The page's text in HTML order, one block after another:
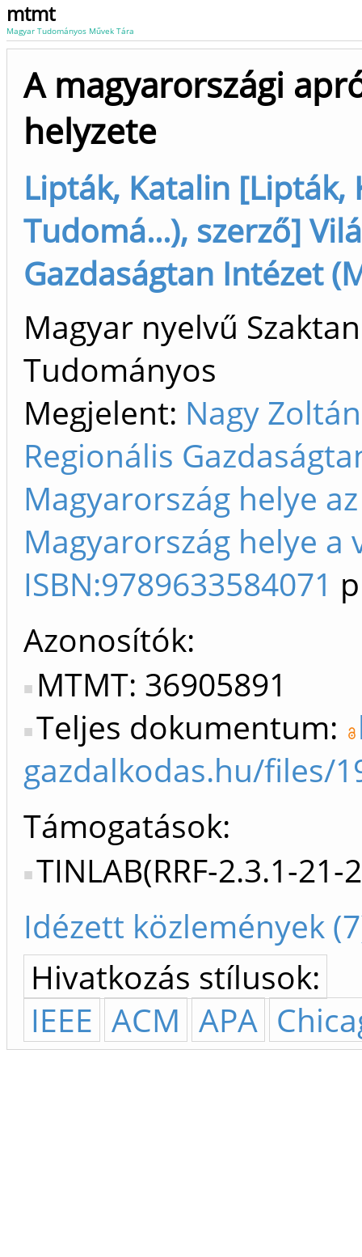
mtmt
Magyar Tudományos Művek Tára
A magyarországi
helyzete
Lipták, Katalin [Lipták,
Tudomá...), szerző]
Gazdaságtan Intézet
Magyar nyelvű
Tudományos
Megjelent: Nagy
Regionális
Magyarország helye
Magyarország helye a
ISBN:9789633584071
Azonosítók
MTMT: 36905891
Teljes dokumentum:
gazdalkodas.hu/files/
Támogatások:
TINLAB(RRF-2.3.1-
Idézett közlemények
Hivatkozás stílusok:
IEEE ACM APA